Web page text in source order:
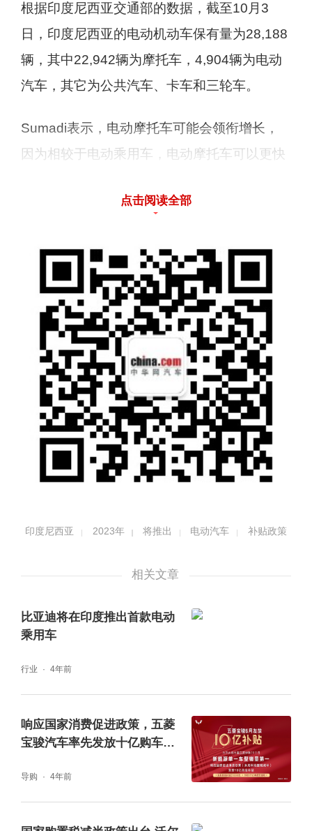
根据印度尼西亚交通部的数据，截至10月3
日，印度尼西亚的电动机动车保有量为28,188
辆，其中22,942辆为摩托车，4,904辆为电动
汽车，其它为公共汽车、卡车和三轮车。
Sumadi表示，电动摩托车可能会领衔增长，
因为相较于电动乘用车，电动摩托车可以更快
点击阅读全部
印度尼西亚 2023年 将推出 电动汽车 补贴政策
相关文章
比亚迪将在印度推出首款电动
乘用车
行业 4年前
响应国家消费促进政策，五菱
宝骏汽车率先发放十亿购车补
导购 4年前